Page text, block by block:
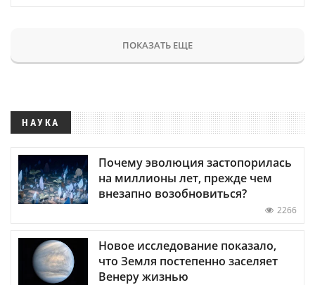
ПОКАЗАТЬ ЕЩЕ
НАУКА
Почему эволюция застопорилась
на миллионы лет, прежде чем
внезапно возобновиться?
2266
Новое исследование показало,
что Земля постепенно заселяет
Венеру жизнью